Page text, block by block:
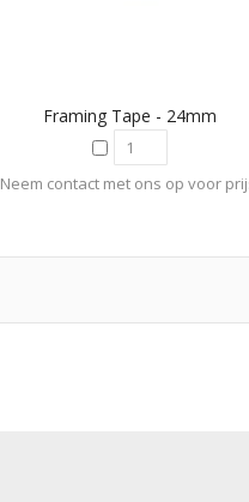
Framing Tape - 24mm
Neem contact met ons op voor